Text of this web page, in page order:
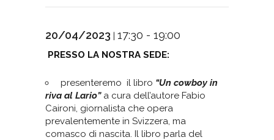
20/04/2023 | 17:30 - 19:00
PRESSO LA NOSTRA SEDE:
presenteremo il libro “Un cowboy in
riva al Lario”a cura dell’autore Fabio
Caironi, giornalista che opera
prevalentemente in Svizzera, ma
comasco di nascita. Il libro parla del